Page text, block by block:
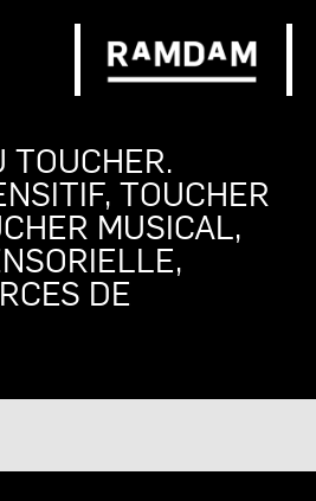
TOUCHER.
TOUCHER
MUSICAL,
DE